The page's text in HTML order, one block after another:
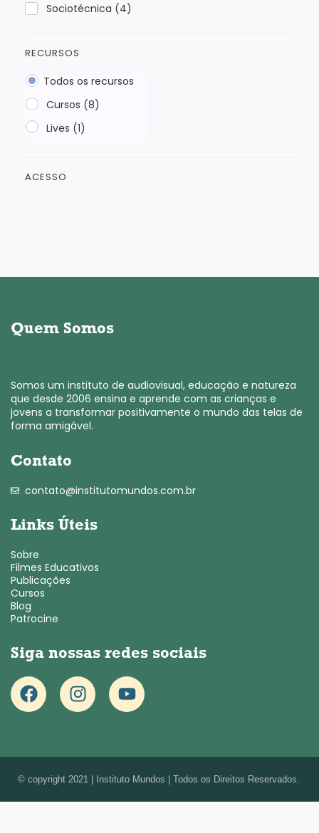
Sociotécnica (4)
RECURSOS
Todos os recursos
Cursos (8)
Lives (1)
ACESSO
Quem Somos
Somos um instituto de audiovisual, educação e natureza
que desde 2006 ensina e aprende com as crianças e
jovens a transformar positivamente o mundo das telas de
forma amigável.
Contato
contato@institutomundos.com.br
Links Úteis
Sobre
Filmes Educativos
Publicações
Cursos
Blog
Patrocine
Siga nossas redes sociais
© copyright 2021 | Instituto Mundos | Todos os Direitos Reservados.